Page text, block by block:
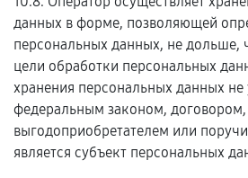
данных в форме, позволяющей
персональных данных, не дольше,
цели обработки персональных
хранения персональных данных не
федеральным законом, договором,
выгодоприобретателем или
является субъект персональных